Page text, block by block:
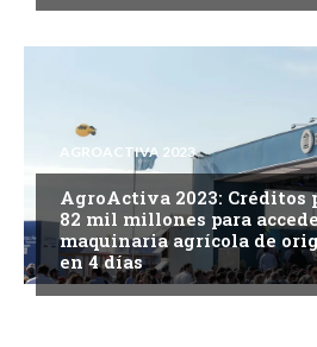
AGROACTIVA 2023
AgroActiva 2023: Créditos
82 mil millones para
maquinaria agrícola de
en 4 días